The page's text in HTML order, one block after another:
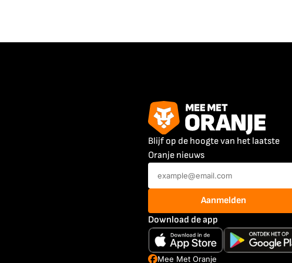
Blijf op de hoogte van het laatste
Oranje nieuws
Aanmelden
Download de app
Mee Met Oranje